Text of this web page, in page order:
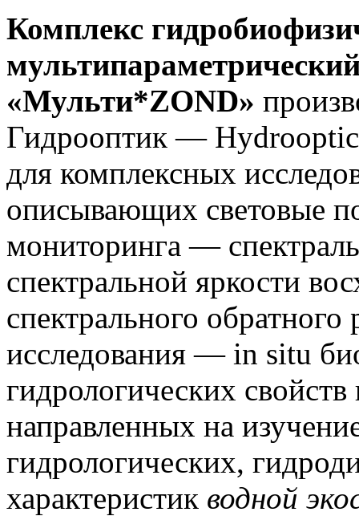
Комплекс
«Мульти*ZOND»
Гидрооптик —
для комплексных
описывающих световые
мониторинга —
спектральной яркости
спектрального
исследования — in situ
гидрологических
направленных на
гидрологических,
характеристик водной